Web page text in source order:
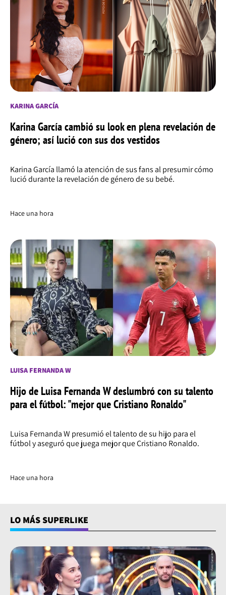
KARINA GARCÍA
Karina García cambió su look en plena revelación de
género; así lució con sus dos vestidos
Karina García llamó la atención de sus fans al presumir cómo
lució durante la revelación de género de su bebé.
Hace una hora
LUISA FERNANDA W
Hijo de Luisa Fernanda W deslumbró con su talento
para el fútbol: "mejor que Cristiano Ronaldo"
Luisa Fernanda W presumió el talento de su hijo para el
fútbol y aseguró que juega mejor que Cristiano Ronaldo.
Hace una hora
LO MÁS SUPERLIKE